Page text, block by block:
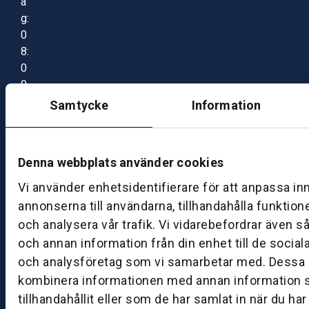
Samtycke Information
Denna webbplats använder cookies
Vi använder enhetsidentifierare för att anpassa
annonserna till användarna, tillhandahålla
och analysera vår trafik. Vi vidarebefordrar även
och annan information från din enhet till de
och analysföretag som vi samarbetar med. Dessa
kombinera informationen med annan information
tillhandahållit eller som de har samlat in när du
g:
0
8:
0
0
0
B
ut
ik
S
k
ö